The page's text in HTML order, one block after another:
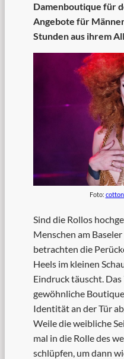
Damenboutique für
Angebote für
Stunden aus ihrem
Foto:
Sind die Rollos
Menschen am
betrachten die
Heels im kleinen
Eindruck täuscht. Das
gewöhnliche
Identität an der Tür
Weile die weibliche
mal in die Rolle des
schlüpfen, um dann